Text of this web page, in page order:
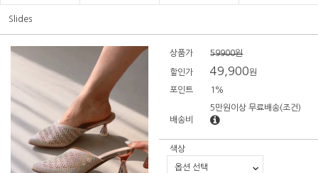
Slides
상품가 59900원
할인가 49,900원
포인트 1%
배송비
5만원이상 무료배송(조건)
색상